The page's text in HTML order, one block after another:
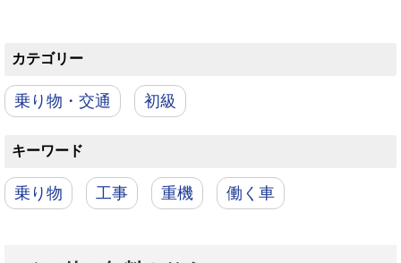
カテゴリー
乗り物・交通 初級
キーワード
乗り物 工事 重機 働く車